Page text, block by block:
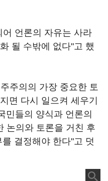
언론의 자유는 사라
될 수밖에 없다"고 했
주의의 가장 중요한 토
면 다시 일으켜 세우기
민들의 양식과 언론의
논의와 토론을 거친 후
결정해야 한다"고 덧